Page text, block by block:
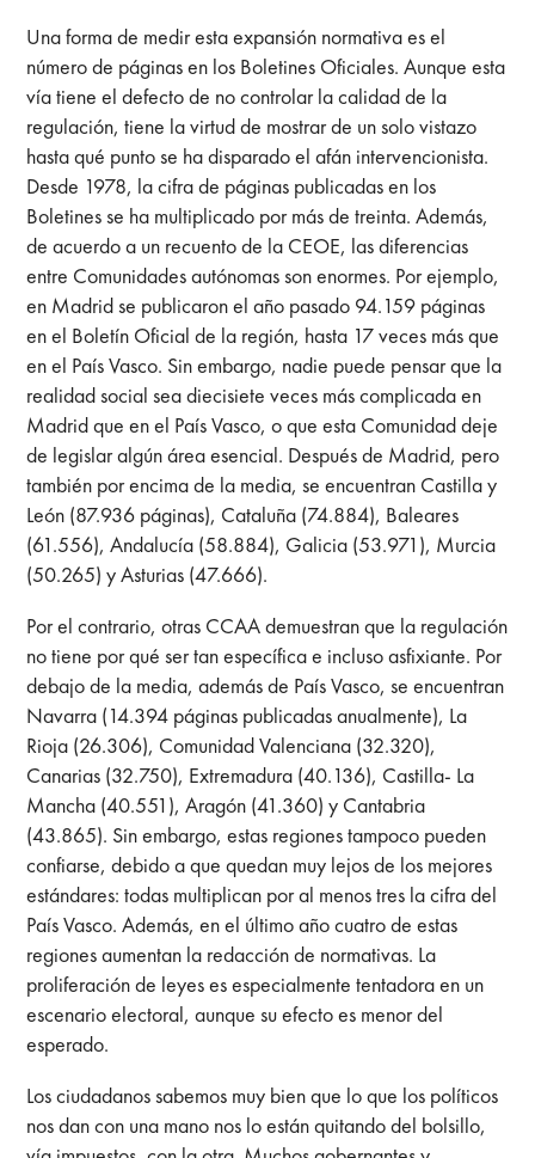
Una forma de medir esta expansión normativa es el
número de páginas en los Boletines Oficiales. Aunque esta
vía tiene el defecto de no controlar la calidad de la
regulación, tiene la virtud de mostrar de un solo vistazo
hasta qué punto se ha disparado el afán intervencionista.
Desde 1978, la cifra de páginas publicadas en los
Boletines se ha multiplicado por más de treinta. Además,
de acuerdo a un recuento de la CEOE, las diferencias
entre Comunidades autónomas son enormes. Por ejemplo,
en Madrid se publicaron el año pasado 94.159 páginas
en el Boletín Oficial de la región, hasta 17 veces más que
en el País Vasco. Sin embargo, nadie puede pensar que la
realidad social sea diecisiete veces más complicada en
Madrid que en el País Vasco, o que esta Comunidad deje
de legislar algún área esencial. Después de Madrid, pero
también por encima de la media, se encuentran Castilla y
León (87.936 páginas), Cataluña (74.884), Baleares
(61.556), Andalucía (58.884), Galicia (53.971), Murcia
(50.265) y Asturias (47.666).
Por el contrario, otras CCAA demuestran que la regulación
no tiene por qué ser tan específica e incluso asfixiante. Por
debajo de la media, además de País Vasco, se encuentran
Navarra (14.394 páginas publicadas anualmente), La
Rioja (26.306), Comunidad Valenciana (32.320),
Canarias (32.750), Extremadura (40.136), Castilla- La
Mancha (40.551), Aragón (41.360) y Cantabria
(43.865). Sin embargo, estas regiones tampoco pueden
confiarse, debido a que quedan muy lejos de los mejores
estándares: todas multiplican por al menos tres la cifra del
País Vasco. Además, en el último año cuatro de estas
regiones aumentan la redacción de normativas. La
proliferación de leyes es especialmente tentadora en un
escenario electoral, aunque su efecto es menor del
esperado.
Los ciudadanos sabemos muy bien que lo que los políticos
nos dan con una mano nos lo están quitando del bolsillo,